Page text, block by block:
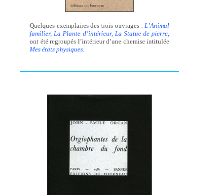
Quelques exemplaires des trois ouvrages : L’Animal
familier, La Plante d’intérieur, La Statue de pierre,
ont été regroupés l’intérieur d’une chemise intitulée
Mes états physiques.